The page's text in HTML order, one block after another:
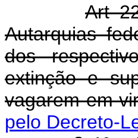
Art
Autarquias
dos
extinção e
vagarem em
pelo Decreto-